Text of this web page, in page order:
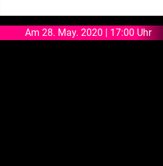
Am 28. May. 2020 | 17:00 Uhr